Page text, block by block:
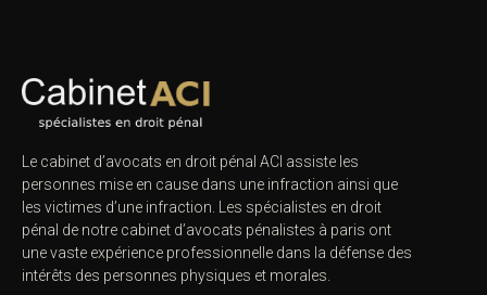
Le cabinet d’avocats en droit pénal ACI assiste les
personnes mise en cause dans une infraction ainsi que
les victimes d’une infraction. Les spécialistes en droit
pénal de notre cabinet d’avocats pénalistes à paris ont
une vaste expérience professionnelle dans la défense des
intérêts des personnes physiques et morales.